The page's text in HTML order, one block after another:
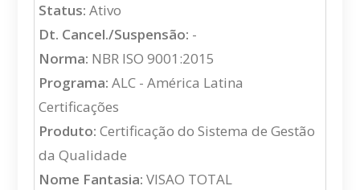
Status: Ativo
Dt. Cancel./Suspensão: -
Norma: NBR ISO 9001:2015
Programa: ALC - América Latina
Certificações
Produto: Certificação do Sistema de Gestão
da Qualidade
Nome Fantasia: VISAO TOTAL